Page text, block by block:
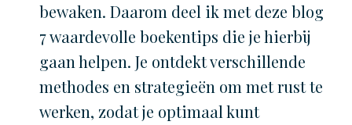
bewaken. Daarom deel ik met deze blog
7 waardevolle boekentips die je hierbij
gaan helpen. Je ontdekt verschillende
methodes en strategieën om met rust te
werken, zodat je optimaal kunt